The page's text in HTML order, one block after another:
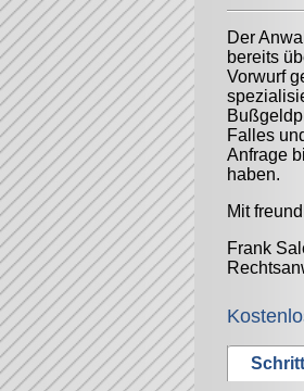
Der
bereits
Vorwurf
Falles
Anfrage
haben.
Mit
Frank